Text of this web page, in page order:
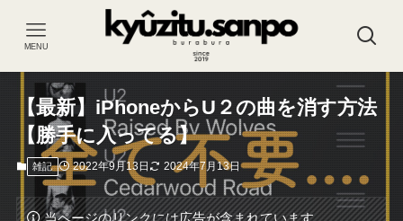
MENU
【最新】iPhoneからU２の曲を消す方法
【勝手に入ってる】
雑記 2022年9月13日 2024年7月13日
当ページのリンクには広告が含まれています。